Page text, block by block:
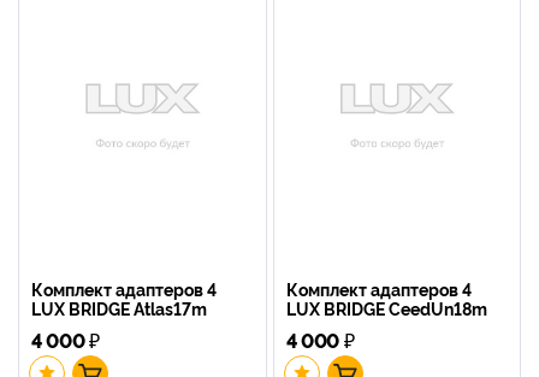
Комплект адаптеров 4
LUX BRIDGE Atlas17m
4 000₽
Комплект адаптеров 4
LUX BRIDGE CeedUn18m
4 000₽